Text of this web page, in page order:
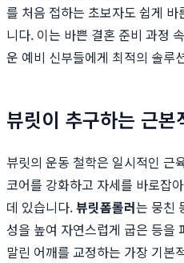
를 처음 접하는 초보자도 쉽게
니다. 이는 바쁜 결혼 준비 과정
운 예비 신부들에게 최적의 솔루
뷰릿이 추구하는 근
뷰릿의 운동 철학은 일시적인 근
코어를 강화하고 자세를 바로잡
데 있습니다.뷰릿폼롤러는 뭉친
성을 높여 자연스럽게 굽은 등을
말린 어깨를 교정하는 가장 기본